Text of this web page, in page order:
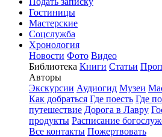
Гостиницы
Мастерские
Соцслужба
Хронология
Новости Фото Видео
Библиотека Книги Статьи
Авторы
Экскурсии Аудиогид Музеи
Как добраться Где поесть Где
путешествие Дорога в Лавру
продукты Расписание
Все контакты Пожертвовать